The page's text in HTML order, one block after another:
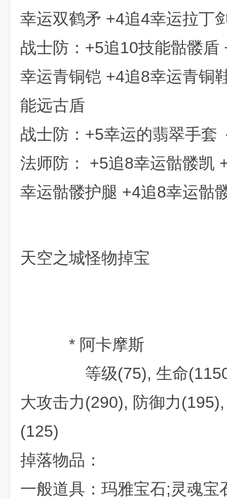
幸运双鹤矛 +4追4幸运拉丁
战士防：+5追10技能骷髅
幸运青铜铠 +4追8幸运青铜
能远古盾
战士防：+5幸运的翡翠手套
法师防： +5追8幸运骷髅凯
幸运骷髅护腿 +4追8幸运骷
天空之城怪物掉宝
* 阿卡摩斯
等级(75), 生命
大攻击力(290), 防御力
(125)
掉落物品：
一般道具：玛雅宝石;灵魂